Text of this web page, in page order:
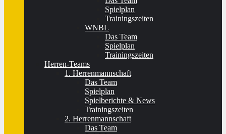
Spielplan
Trainingszeiten
WNBL
Das Team
Spielplan
Trainingszeiten
Herren-Teams
1. Herrenmannschaft
Das Team
Spielplan
Spielberichte & News
Trainingszeiten
2. Herrenmannschaft
Das Team